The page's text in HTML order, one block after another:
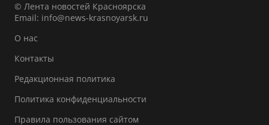
© Лента новостей Красноярска
Email: info@news-krasnoyarsk.ru
О нас
Контакты
Редакционная политика
Политика конфиденциальности
Правила пользования сайтом